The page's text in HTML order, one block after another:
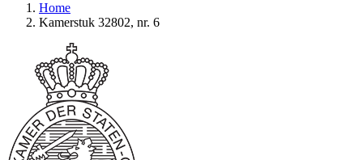
Home
Kamerstuk 32802, nr. 6